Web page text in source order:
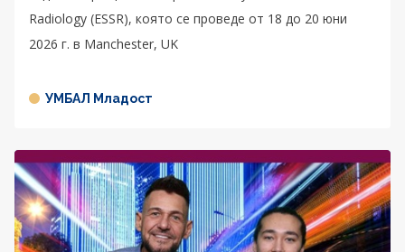
Radiology (ESSR), която се проведе от 18 до 20 юни
2026 г. в Manchester, UK
УМБАЛ Младост